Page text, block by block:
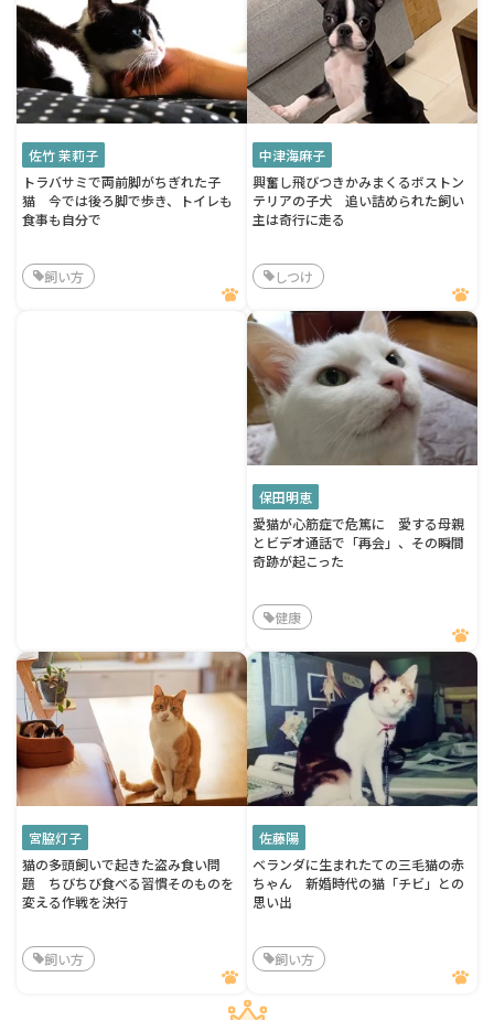
佐竹 茉莉子
トラバサミで両前脚がちぎれた子
猫 今では後ろ脚で歩き、トイレも
食事も自分で
飼い方
中津海麻子
興奮し飛びつきかみまくるボストン
テリアの子犬 追い詰められた飼い
主は奇行に走る
しつけ
保田明恵
愛猫が心筋症で危篤に 愛する母親
とビデオ通話で「再会」、その瞬間
奇跡が起こった
健康
宮脇灯子
猫の多頭飼いで起きた盗み食い問
題 ちびちび食べる習慣そのものを
変える作戦を決行
飼い方
佐藤陽
ベランダに生まれたての三毛猫の赤
ちゃん 新婚時代の猫「チビ」との
思い出
飼い方